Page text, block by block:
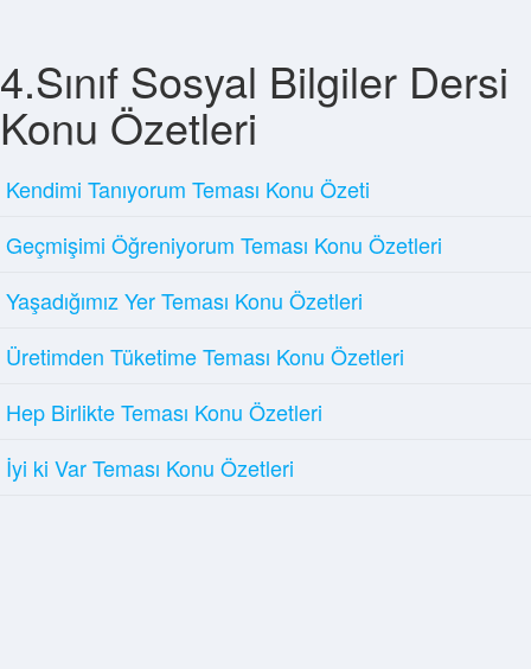
4.Sınıf Sosyal Bilgiler Dersi
Konu Özetleri
Kendimi Tanıyorum Teması Konu Özeti
Geçmişimi Öğreniyorum Teması Konu Özetleri
Yaşadığımız Yer Teması Konu Özetleri
Üretimden Tüketime Teması Konu Özetleri
Hep Birlikte Teması Konu Özetleri
İyi ki Var Teması Konu Özetleri